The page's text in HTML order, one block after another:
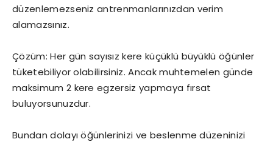
düzenlemezseniz antrenmanlarınızdan verim
alamazsınız.
Çözüm: Her gün sayısız kere küçüklü büyüklü öğünler
tüketebiliyor olabilirsiniz. Ancak muhtemelen günde
maksimum 2 kere egzersiz yapmaya fırsat
buluyorsunuzdur.
Bundan dolayı öğünlerinizi ve beslenme düzeninizi